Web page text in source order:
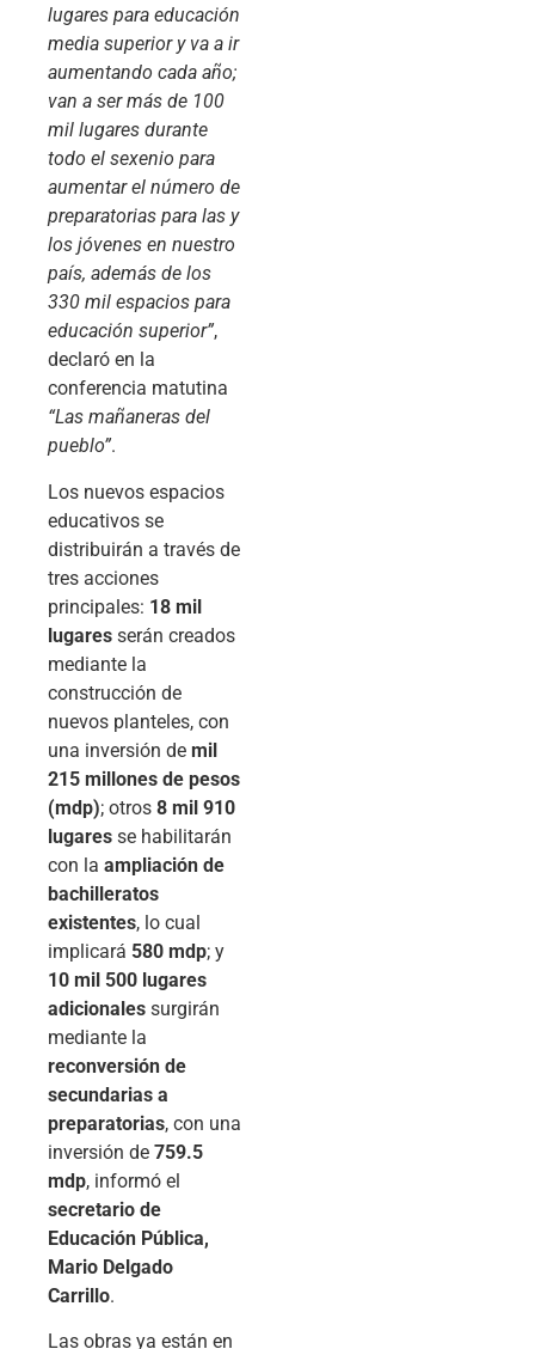
lugares para educación
media superior y va a ir
aumentando cada año;
van a ser más de 100
mil lugares durante
todo el sexenio para
aumentar el número de
preparatorias para las y
los jóvenes en nuestro
país, además de los
330 mil espacios para
educación superior”,
declaró en la
conferencia matutina
“Las mañaneras del
pueblo”.
Los nuevos espacios
educativos se
distribuirán a través de
tres acciones
principales: 18 mil
lugares serán creados
mediante la
construcción de
nuevos planteles, con
una inversión de mil
215 millones de pesos
(mdp); otros 8 mil 910
lugares se habilitarán
con la ampliación de
bachilleratos
existentes, lo cual
implicará 580 mdp; y
10 mil 500 lugares
adicionales surgirán
mediante la
reconversión de
secundarias a
preparatorias, con una
inversión de 759.5
mdp, informó el
secretario de
Educación Pública,
Mario Delgado
Carrillo.
Las obras ya están en